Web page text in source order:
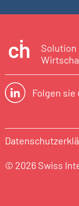
Solution
Folgen sie
© 2026 Swiss